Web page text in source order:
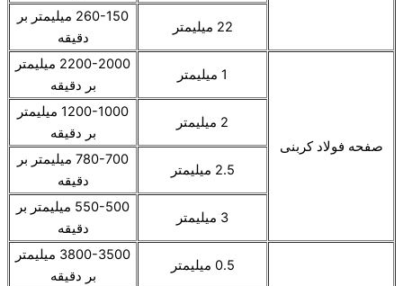
22 میلیمتر
260-150 میلیمتر بر
دقیقه
صفحه فولاد کربنی
1 میلیمتر
2200-2000 میلیمتر
بر دقیقه
2 میلیمتر
1200-1000 میلیمتر
بر دقیقه
2.5 میلیمتر
780-700 میلیمتر بر
دقیقه
3 میلیمتر
550-500 میلیمتر بر
دقیقه
0.5 میلیمتر
3800-3500 میلیمتر
بر دقیقه